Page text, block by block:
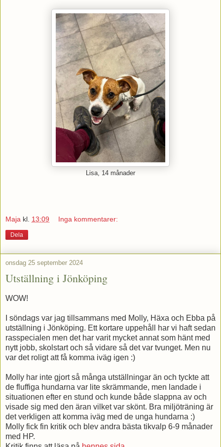
Lisa, 14 månader
Maja kl. 13:09 Inga kommentarer:
Dela
onsdag 25 september 2024
Utställning i Jönköping
WOW!
I söndags var jag tillsammans med Molly, Häxa och Ebba på
utställning i Jönköping. Ett kortare uppehåll har vi haft sedan
rasspecialen men det har varit mycket annat som hänt med
nytt jobb, skolstart och så vidare så det var tvunget. Men nu
var det roligt att få komma iväg igen :)
Molly har inte gjort så många utställningar än och tyckte att
de fluffiga hundarna var lite skrämmande, men landade i
situationen efter en stund och kunde både slappna av och
visade sig med den äran vilket var skönt. Bra miljöträning är
det verkligen att komma iväg med de unga hundarna :)
Molly fick fin kritik och blev andra bästa tikvalp 6-9 månader
med HP.